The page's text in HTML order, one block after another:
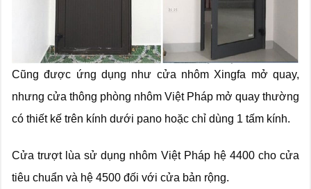
Cũng được ứng dụng như cửa nhôm Xingfa mở quay,
nhưng cửa thông phòng nhôm Việt Pháp mở quay thường
có thiết kế trên kính dưới pano hoặc chỉ dùng 1 tấm kính.
Cửa trượt lùa sử dụng nhôm Việt Pháp hệ 4400 cho cửa
tiêu chuẩn và hệ 4500 đối với cửa bản rộng.